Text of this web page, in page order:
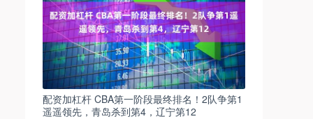
配资加杠杆 CBA第一阶段最终排名！2队争第1
遥遥领先，青岛杀到第4，辽宁第12